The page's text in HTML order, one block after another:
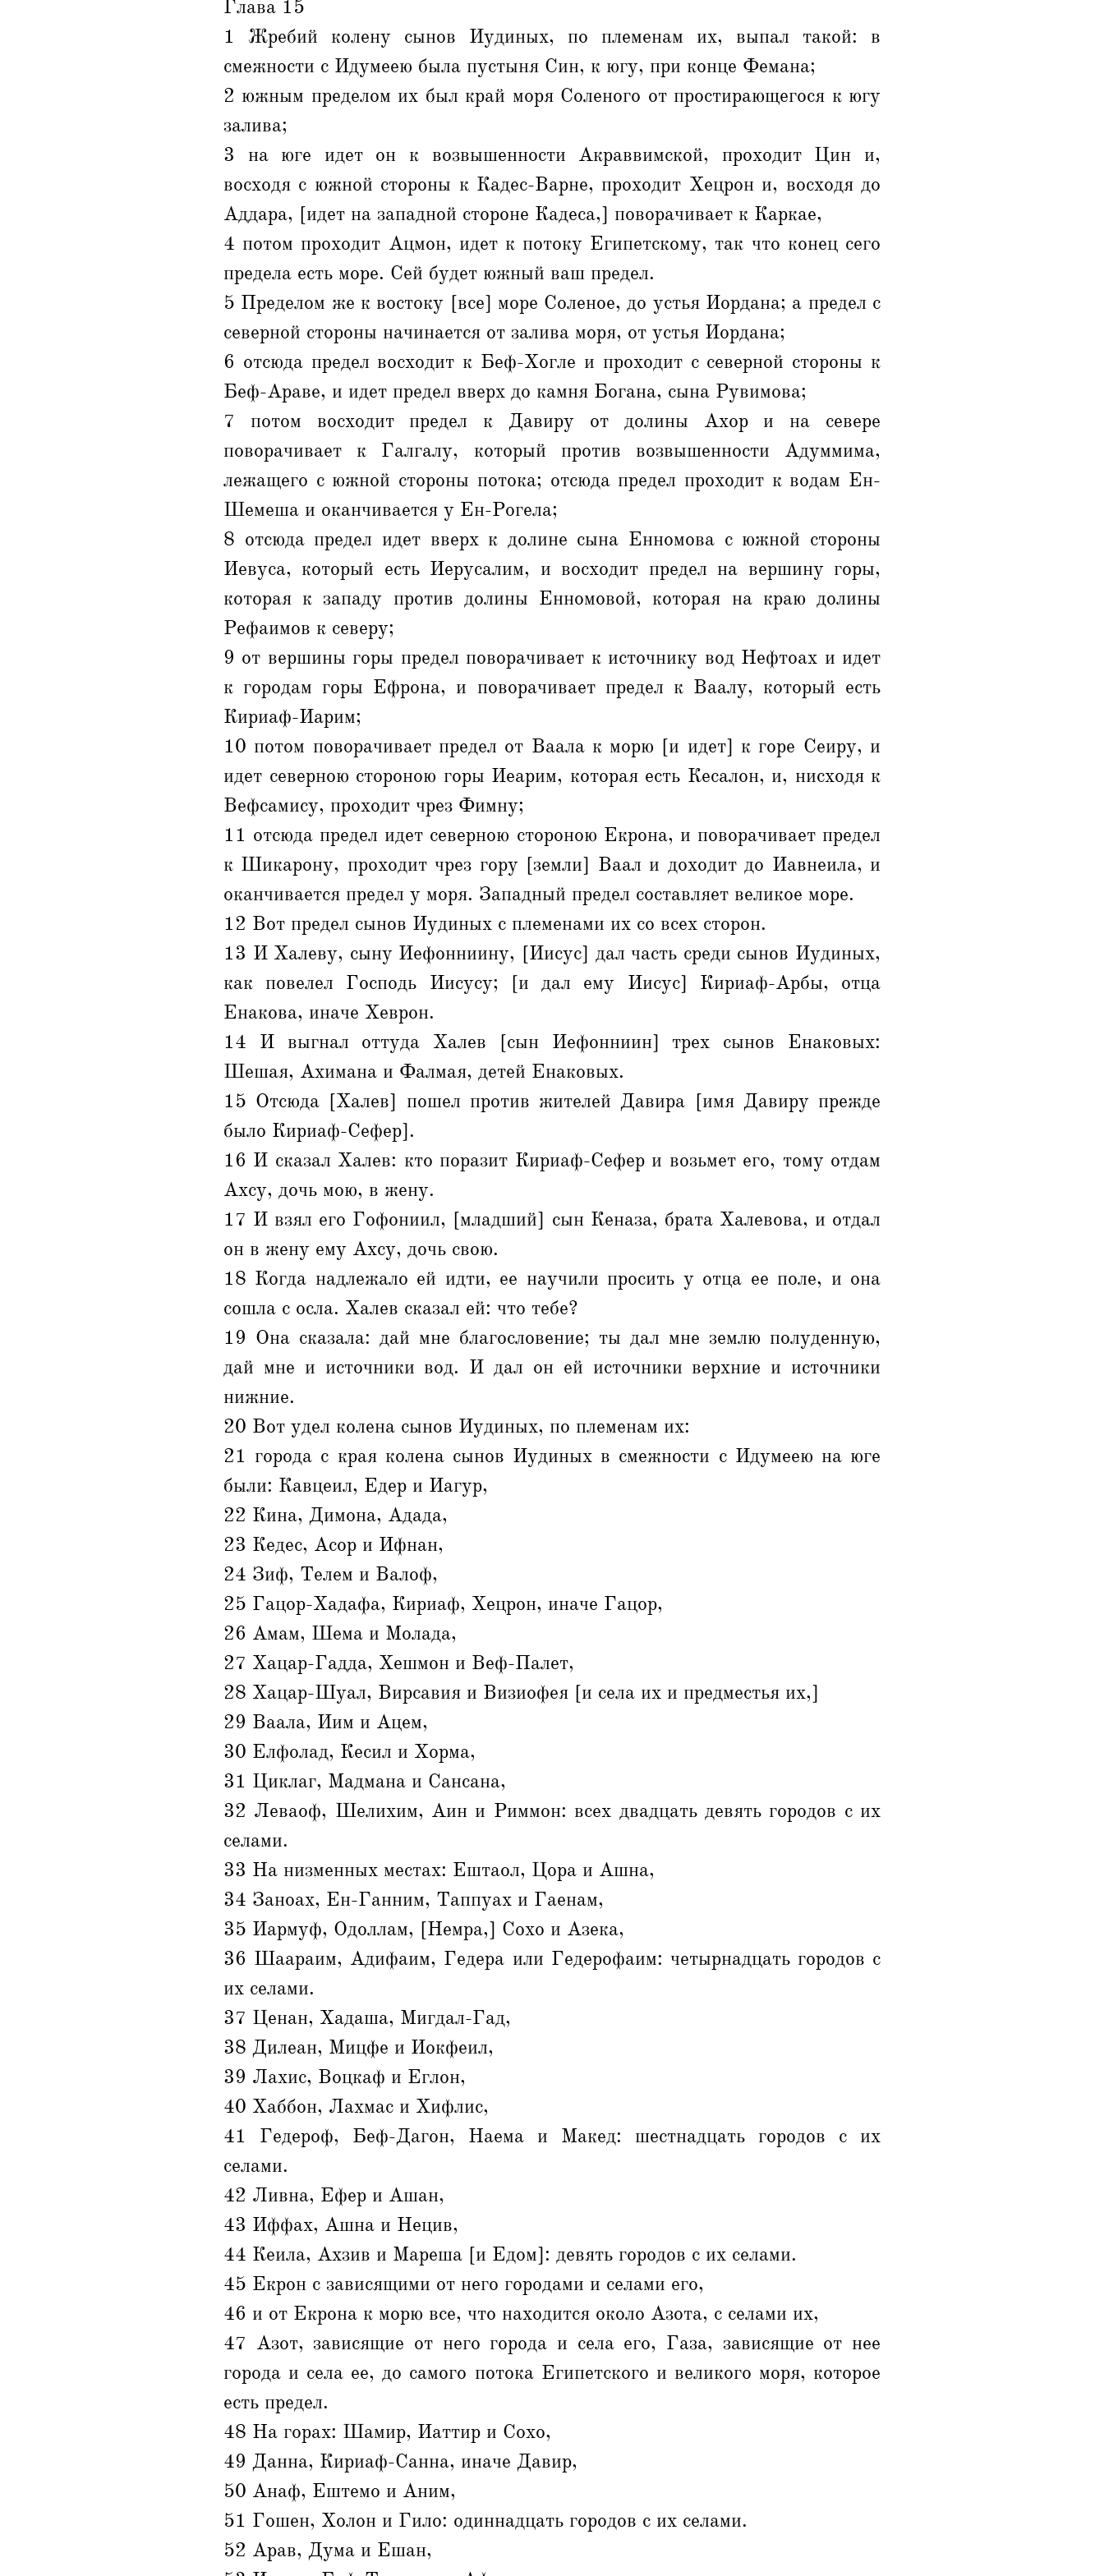
Глава 15
1 Жребий колену сынов Иудиных, по племенам их, выпал такой: в
смежности с Идумеею была пустыня Син, к югу, при конце Фемана;
2 южным пределом их был край моря Соленого от простирающегося к югу
залива;
3 на юге идет он к возвышенности Акраввимской, проходит Цин и,
восходя с южной стороны к Кадес-Варне, проходит Хецрон и, восходя до
Аддара, [идет на западной стороне Кадеса,] поворачивает к Каркае,
4 потом проходит Ацмон, идет к потоку Египетскому, так что конец сего
предела есть море. Сей будет южный ваш предел.
5 Пределом же к востоку [все] море Соленое, до устья Иордана; а предел с
северной стороны начинается от залива моря, от устья Иордана;
6 отсюда предел восходит к Беф-Хогле и проходит с северной стороны к
Беф-Араве, и идет предел вверх до камня Богана, сына Рувимова;
7 потом восходит предел к Давиру от долины Ахор и на севере
поворачивает к Галгалу, который против возвышенности Адуммима,
лежащего с южной стороны потока; отсюда предел проходит к водам Ен-
Шемеша и оканчивается у Ен-Рогела;
8 отсюда предел идет вверх к долине сына Енномова с южной стороны
Иевуса, который есть Иерусалим, и восходит предел на вершину горы,
которая к западу против долины Енномовой, которая на краю долины
Рефаимов к северу;
9 от вершины горы предел поворачивает к источнику вод Нефтоах и идет
к городам горы Ефрона, и поворачивает предел к Ваалу, который есть
Кириаф-Иарим;
10 потом поворачивает предел от Ваала к морю [и идет] к горе Сеиру, и
идет северною стороною горы Иеарим, которая есть Кесалон, и, нисходя к
Вефсамису, проходит чрез Фимну;
11 отсюда предел идет северною стороною Екрона, и поворачивает предел
к Шикарону, проходит чрез гору [земли] Ваал и доходит до Иавнеила, и
оканчивается предел у моря. Западный предел составляет великое море.
12 Вот предел сынов Иудиных с племенами их со всех сторон.
13 И Халеву, сыну Иефонниину, [Иисус] дал часть среди сынов Иудиных,
как повелел Господь Иисусу; [и дал ему Иисус] Кириаф-Арбы, отца
Енакова, иначе Хеврон.
14 И выгнал оттуда Халев [сын Иефонниин] трех сынов Енаковых:
Шешая, Ахимана и Фалмая, детей Енаковых.
15 Отсюда [Халев] пошел против жителей Давира [имя Давиру прежде
было Кириаф-Сефер].
16 И сказал Халев: кто поразит Кириаф-Сефер и возьмет его, тому отдам
Ахсу, дочь мою, в жену.
17 И взял его Гофониил, [младший] сын Кеназа, брата Халевова, и отдал
он в жену ему Ахсу, дочь свою.
18 Когда надлежало ей идти, ее научили просить у отца ее поле, и она
сошла с осла. Халев сказал ей: что тебе?
19 Она сказала: дай мне благословение; ты дал мне землю полуденную,
дай мне и источники вод. И дал он ей источники верхние и источники
нижние.
20 Вот удел колена сынов Иудиных, по племенам их:
21 города с края колена сынов Иудиных в смежности с Идумеею на юге
были: Кавцеил, Едер и Иагур,
22 Кина, Димона, Адада,
23 Кедес, Асор и Ифнан,
24 Зиф, Телем и Валоф,
25 Гацор-Хадафа, Кириаф, Хецрон, иначе Гацор,
26 Амам, Шема и Молада,
27 Хацар-Гадда, Хешмон и Веф-Палет,
28 Хацар-Шуал, Вирсавия и Визиофея [и села их и предместья их,]
29 Ваала, Иим и Ацем,
30 Елфолад, Кесил и Хорма,
31 Циклаг, Мадмана и Сансана,
32 Леваоф, Шелихим, Аин и Риммон: всех двадцать девять городов с их
селами.
33 На низменных местах: Ештаол, Цора и Ашна,
34 Заноах, Ен-Ганним, Таппуах и Гаенам,
35 Иармуф, Одоллам, [Немра,] Сохо и Азека,
36 Шаараим, Адифаим, Гедера или Гедерофаим: четырнадцать городов с
их селами.
37 Ценан, Хадаша, Мигдал-Гад,
38 Дилеан, Мицфе и Иокфеил,
39 Лахис, Воцкаф и Еглон,
40 Хаббон, Лахмас и Хифлис,
41 Гедероф, Беф-Дагон, Наема и Макед: шестнадцать городов с их
селами.
42 Ливна, Ефер и Ашан,
43 Иффах, Ашна и Нецив,
44 Кеила, Ахзив и Мареша [и Едом]: девять городов с их селами.
45 Екрон с зависящими от него городами и селами его,
46 и от Екрона к морю все, что находится около Азота, с селами их,
47 Азот, зависящие от него города и села его, Газа, зависящие от нее
города и села ее, до самого потока Египетского и великого моря, которое
есть предел.
48 На горах: Шамир, Иаттир и Сохо,
49 Данна, Кириаф-Санна, иначе Давир,
50 Анаф, Ештемо и Аним,
51 Гошен, Холон и Гило: одиннадцать городов с их селами.
52 Арав, Дума и Ешан,